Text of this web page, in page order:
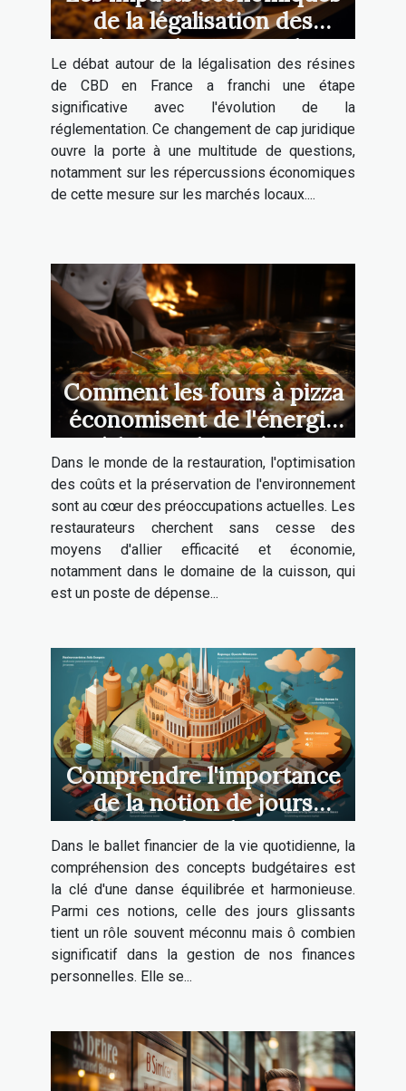
de la légalisation des
résines de CBD sur les
marchés locaux français
Le débat autour de la légalisation des résines
de CBD en France a franchi une étape
significative avec l'évolution de la
réglementation. Ce changement de cap juridique
ouvre la porte à une multitude de questions,
notamment sur les répercussions économiques
de cette mesure sur les marchés locaux....
Comment les fours à pizza
économisent de l'énergie
et réduisent les coûts pour
les restaurateurs
Dans le monde de la restauration, l'optimisation
des coûts et la préservation de l'environnement
sont au cœur des préoccupations actuelles. Les
restaurateurs cherchent sans cesse des
moyens d'allier efficacité et économie,
notamment dans le domaine de la cuisson, qui
est un poste de dépense...
Comprendre l'importance
de la notion de jours
glissants dans la gestion
budgétaire personnelle
Dans le ballet financier de la vie quotidienne, la
compréhension des concepts budgétaires est
la clé d'une danse équilibrée et harmonieuse.
Parmi ces notions, celle des jours glissants
tient un rôle souvent méconnu mais ô combien
significatif dans la gestion de nos finances
personnelles. Elle se...